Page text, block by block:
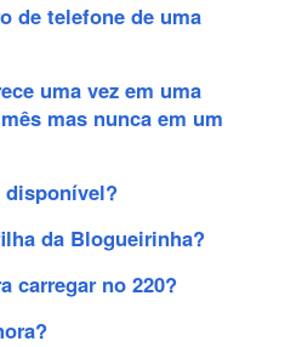
de telefone de uma
uma vez em uma
mas nunca em um
disponível?
da Blogueirinha?
carregar no 220?